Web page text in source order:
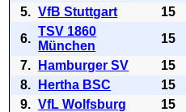
5. VfB Stuttgart 15
6.
TSV 1860
München
15
7.
Hamburger SV 15
8.
Hertha BSC 15
9. VfL Wolfsburg 15